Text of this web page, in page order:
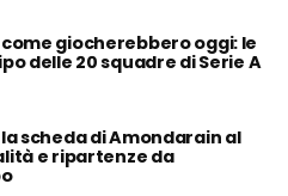
giocherebbero oggi: le
delle 20 squadre di Serie A
scheda di Amondarain al
e ripartenze da